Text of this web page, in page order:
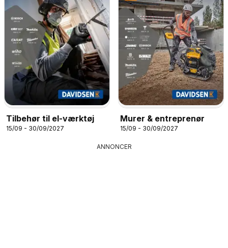
Tilbehør til el-værktøj
15/09 - 30/09/2027
Murer & entreprenør
15/09 - 30/09/2027
ANNONCER